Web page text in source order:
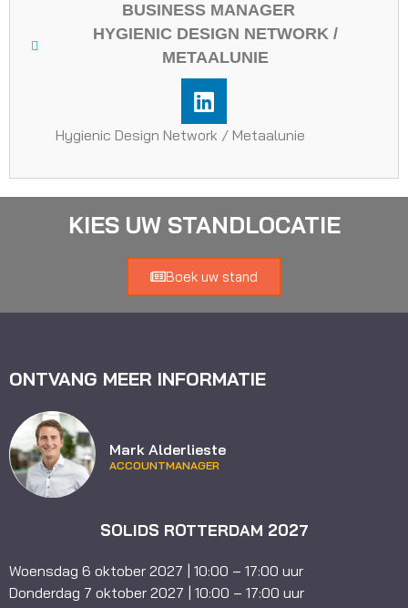
BUSINESS MANAGER
HYGIENIC DESIGN NETWORK /
METAALUNIE
Hygienic Design Network / Metaalunie
KIES UW STANDLOCATIE
Boek uw stand
ONTVANG MEER INFORMATIE
Mark Alderlieste
ACCOUNTMANAGER
SOLIDS ROTTERDAM 2027
Woensdag 6 oktober 2027 | 10:00 – 17:00 uur
Donderdag 7 oktober 2027 | 10:00 – 17:00 uur